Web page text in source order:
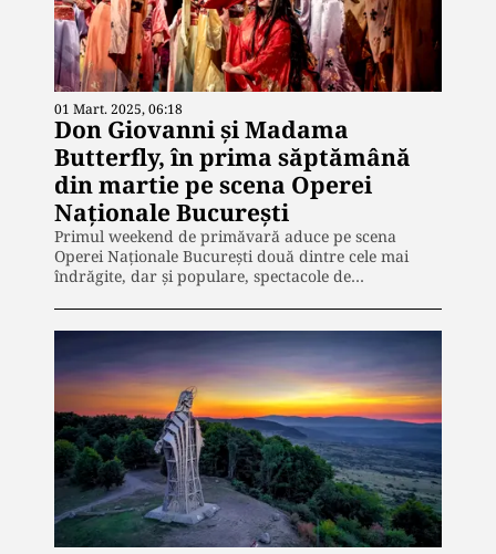
01 Mart. 2025, 06:18
Don Giovanni și Madama
Butterfly, în prima săptămână
din martie pe scena Operei
Naționale București
Primul weekend de primăvară aduce pe scena
Operei Naționale București două dintre cele mai
îndrăgite, dar și populare, spectacole de…